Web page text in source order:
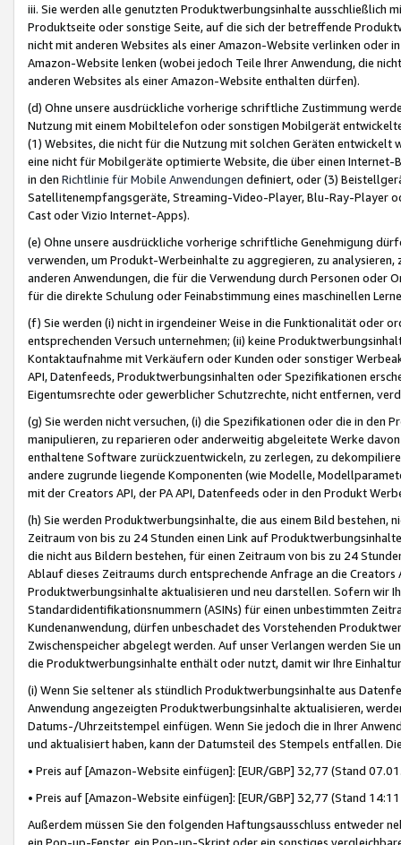
iii. Sie werden alle genutzten Produktwerbungsinhalte ausschließlich
Produktseite oder sonstige Seite, auf die sich der betreffende
nicht mit anderen Websites als einer Amazon-Website verlinken oder
Amazon-Website lenken (wobei jedoch Teile Ihrer Anwendung, die
anderen Websites als einer Amazon-Website enthalten dürfen).
(d) Ohne unsere ausdrückliche vorherige schriftliche Zustimmung
Nutzung mit einem Mobiltelefon oder sonstigen Mobilgerät
(1) Websites, die nicht für die Nutzung mit solchen Geräten
eine nicht für Mobilgeräte optimierte Website, die über einen
in den Richtlinie für Mobile Anwendungen definiert, oder (3)
Satellitenempfangsgeräte, Streaming-Video-Player, Blu-Ray-Player
Cast oder Vizio Internet-Apps).
(e) Ohne unsere ausdrückliche vorherige schriftliche Genehmigung
verwenden, um Produkt-Werbeinhalte zu aggregieren, zu
anderen Anwendungen, die für die Verwendung durch Personen
für die direkte Schulung oder Feinabstimmung eines maschinellen
(f) Sie werden (i) nicht in irgendeiner Weise in die Funktionalität oder
entsprechenden Versuch unternehmen; (ii) keine
Kontaktaufnahme mit Verkäufern oder Kunden oder sonstiger
API, Datenfeeds, Produktwerbungsinhalten oder Spezifikationen
Eigentumsrechte oder gewerblicher Schutzrechte, nicht entfernen,
(g) Sie werden nicht versuchen, (i) die Spezifikationen oder die in
manipulieren, zu reparieren oder anderweitig abgeleitete Werke
enthaltene Software zurückzuentwickeln, zu zerlegen, zu
andere zugrunde liegende Komponenten (wie Modelle,
mit der Creators API, der PA API, Datenfeeds oder in den Produkt
(h) Sie werden Produktwerbungsinhalte, die aus einem Bild bestehen,
Zeitraum von bis zu 24 Stunden einen Link auf
die nicht aus Bildern bestehen, für einen Zeitraum von bis zu 24
Ablauf dieses Zeitraums durch entsprechende Anfrage an die
Produktwerbungsinhalte aktualisieren und neu darstellen. Sofern wir
Standardidentifikationsnummern (ASINs) für einen unbestimmten
Kundenanwendung, dürfen unbeschadet des Vorstehenden
Zwischenspeicher abgelegt werden. Auf unser Verlangen werden Sie
die Produktwerbungsinhalte enthält oder nutzt, damit wir Ihre
(i) Wenn Sie seltener als stündlich Produktwerbungsinhalte aus
Anwendung angezeigten Produktwerbungsinhalte aktualisieren,
Datums-/Uhrzeitstempel einfügen. Wenn Sie jedoch die in Ihrer
und aktualisiert haben, kann der Datumsteil des Stempels entfallen.
• Preis auf [Amazon-Website einfügen]: [EUR/GBP] 32,77 (Stand
• Preis auf [Amazon-Website einfügen]: [EUR/GBP] 32,77 (Stand
Außerdem müssen Sie den folgenden Haftungsausschluss entweder
ein Pop-up-Fenster, ein Pop-up-Skript oder ein sonstiges